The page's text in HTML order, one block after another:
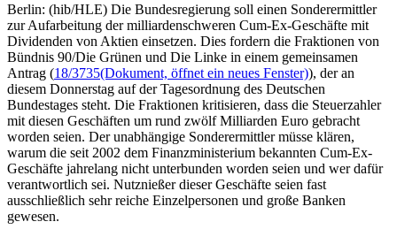
Berlin: (hib/HLE) Die Bundesregierung soll einen Sonderermittler
zur Aufarbeitung der milliardenschweren Cum-Ex-Geschäfte mit
Dividenden von Aktien einsetzen. Dies fordern die Fraktionen von
Bündnis 90/Die Grünen und Die Linke in einem gemeinsamen
Antrag (18/3735(Dokument, öffnet ein neues Fenster)), der an
diesem Donnerstag auf der Tagesordnung des Deutschen
Bundestages steht. Die Fraktionen kritisieren, dass die Steuerzahler
mit diesen Geschäften um rund zwölf Milliarden Euro gebracht
worden seien. Der unabhängige Sonderermittler müsse klären,
warum die seit 2002 dem Finanzministerium bekannten Cum-Ex-
Geschäfte jahrelang nicht unterbunden worden seien und wer dafür
verantwortlich sei. Nutznießer dieser Geschäfte seien fast
ausschließlich sehr reiche Einzelpersonen und große Banken
gewesen.